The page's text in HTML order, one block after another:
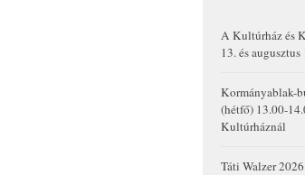
A Kultúrház és
13. és
Kormányablak-
(hétfő) 13.00-
Kultúrháznál
Táti Walzer